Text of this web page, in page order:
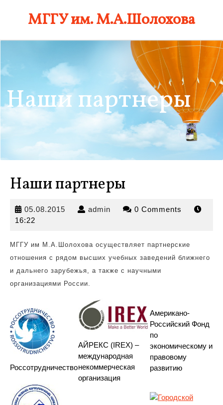
МГГУ им. М.А.Шолохова
Наши партнеры
Наши партнеры
05.08.2015 05.08.2015
admin admin 0 Comments
16:22
МГГУ им М.А.Шолохова осуществляет партнерские
отношения с рядом высших учебных заведений ближнего
и дальнего зарубежья, а также с научными
организациями России.
Россотрудничество
АЙРЕКС (IREX) –
международная
некоммерческая
организация
Американо-
Российский Фонд
по
экономическому и
правовому
развитию